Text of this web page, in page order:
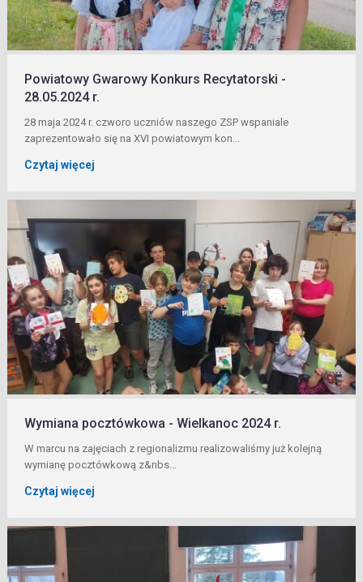
Powiatowy Gwarowy Konkurs Recytatorski -
28.05.2024 r.
28 maja 2024 r. czworo uczniów naszego ZSP wspaniale
zaprezentowało się na XVI powiatowym kon...
Czytaj więcej
Wymiana pocztówkowa - Wielkanoc 2024 r.
W marcu na zajęciach z regionalizmu realizowaliśmy już kolejną
wymianę pocztówkową z&nbs...
Czytaj więcej